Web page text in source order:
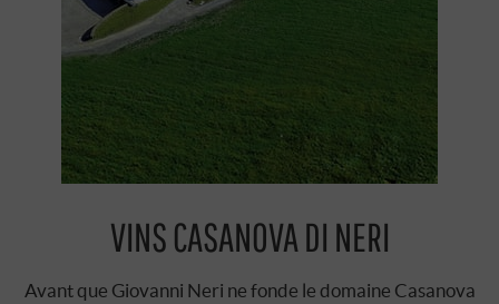
VINS CASANOVA DI NERI
Avant que Giovanni Neri ne fonde le domaine Casanova